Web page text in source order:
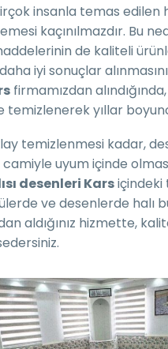
insanla temas edilen
kaçınılmazdır. Bu
de kaliteli
iyi sonuçlar
firmamızdan
temizlenerek yıllar
temizlenmesi kadar,
uyum içinde
desenleri Kars
ve desenlerde halı
aldığınız hizmette,